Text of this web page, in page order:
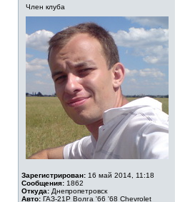
Член клуба
Зарегистрирован: 16 май 2014, 11:18
Сообщения: 1862
Откуда: Днепропетровск
Авто: ГАЗ-21Р Волга '66 '68 Chevrolet